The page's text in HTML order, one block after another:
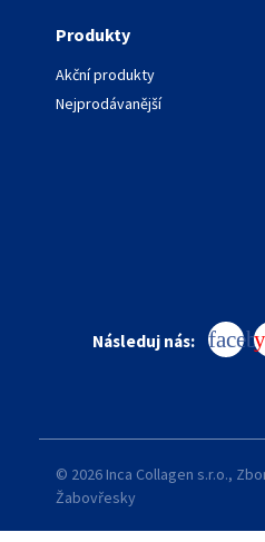
Produkty
Akční produkty
Nejprodávanější
Následuj nás:
© 2026 Inca Collagen s.r.o.,
Žabovřesky